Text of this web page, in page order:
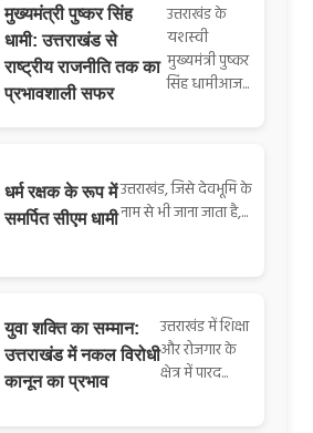
मुख्यमंत्री पुष्कर सिंह
धामी: उत्तराखंड से
राष्ट्रीय राजनीति तक का
प्रभावशाली सफर
उत्तराखंड के
यशस्वी
मुख्यमंत्री पुष्कर
सिंह धामीआज...
धर्म रक्षक के रूप में
समर्पित सीएम धामी
उत्तराखंड, जिसे देवभूमि के
नाम से भी जाना जाता है,...
युवा शक्ति का सम्मान:
उत्तराखंड में नकल विरोधी
कानून का प्रभाव
उत्तराखंड में शिक्षा
और रोजगार के
क्षेत्र में पारद...